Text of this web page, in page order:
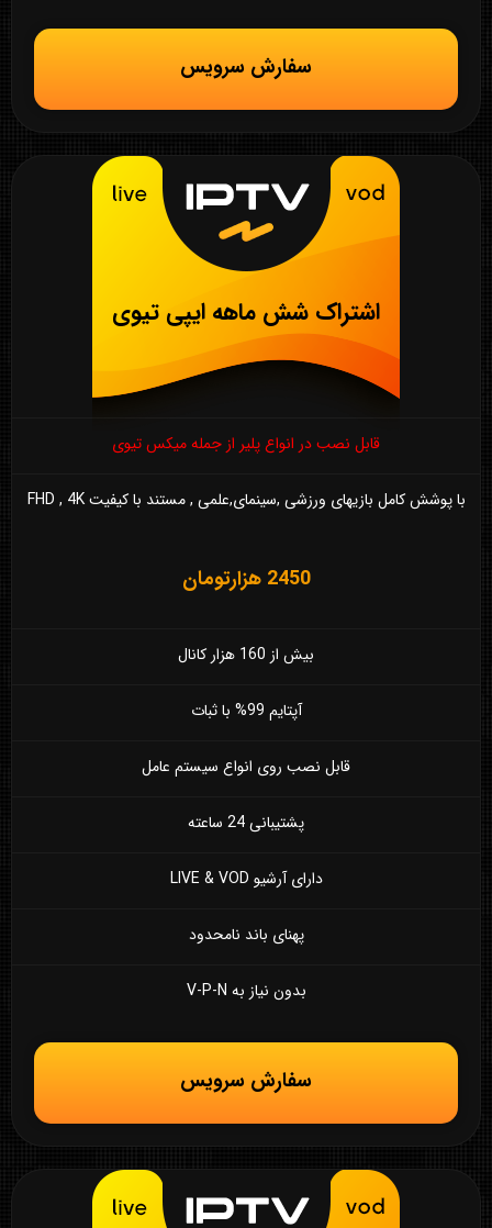
سفارش سرویس
اشتراک شش ماهه ایپی تیوی
قابل نصب در انواع پلیر از جمله میکس تیوی
با پوشش کامل بازیهای ورزشی ,سینمای,علمی , مستند با کیفیت FHD , 4K
2450 هزارتومان
بیش از 160 هزار کانال
آپتایم 99% با ثبات
قابل نصب روی انواع سیستم عامل
پشتیبانی 24 ساعته
دارای آرشیو LIVE & VOD
پهنای باند نامحدود
بدون نیاز به V-P-N
سفارش سرویس